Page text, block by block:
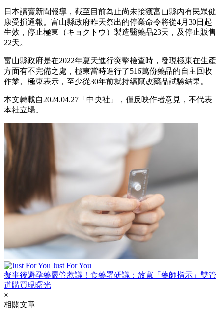
日本讀賣新聞報導，截至目前為止尚未接獲富山縣內有民眾健
康受損通報。富山縣政府昨天祭出的停業命令將從4月30日起
生效，停止極東（キョクトウ）製造醫藥品23天，及停止販售
22天。
富山縣政府是在2022年夏天進行突擊檢查時，發現極東在生產
方面有不完備之處，極東當時進行了516萬份藥品的自主回收
作業。極東表示，至少從30年前就持續竄改藥品試驗結果。
本文轉載自2024.04.27「中央社」，僅反映作者意見，不代表
本社立場。
Just For You
擬事後避孕藥嚴管惹議！食藥署研議：放寬「藥師指示」雙管
道購買現曙光
×
相關文章